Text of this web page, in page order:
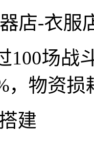
店-衣服
100场战
，物资损
建